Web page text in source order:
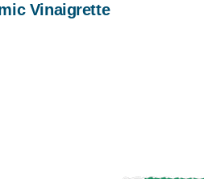
Vinaigrette